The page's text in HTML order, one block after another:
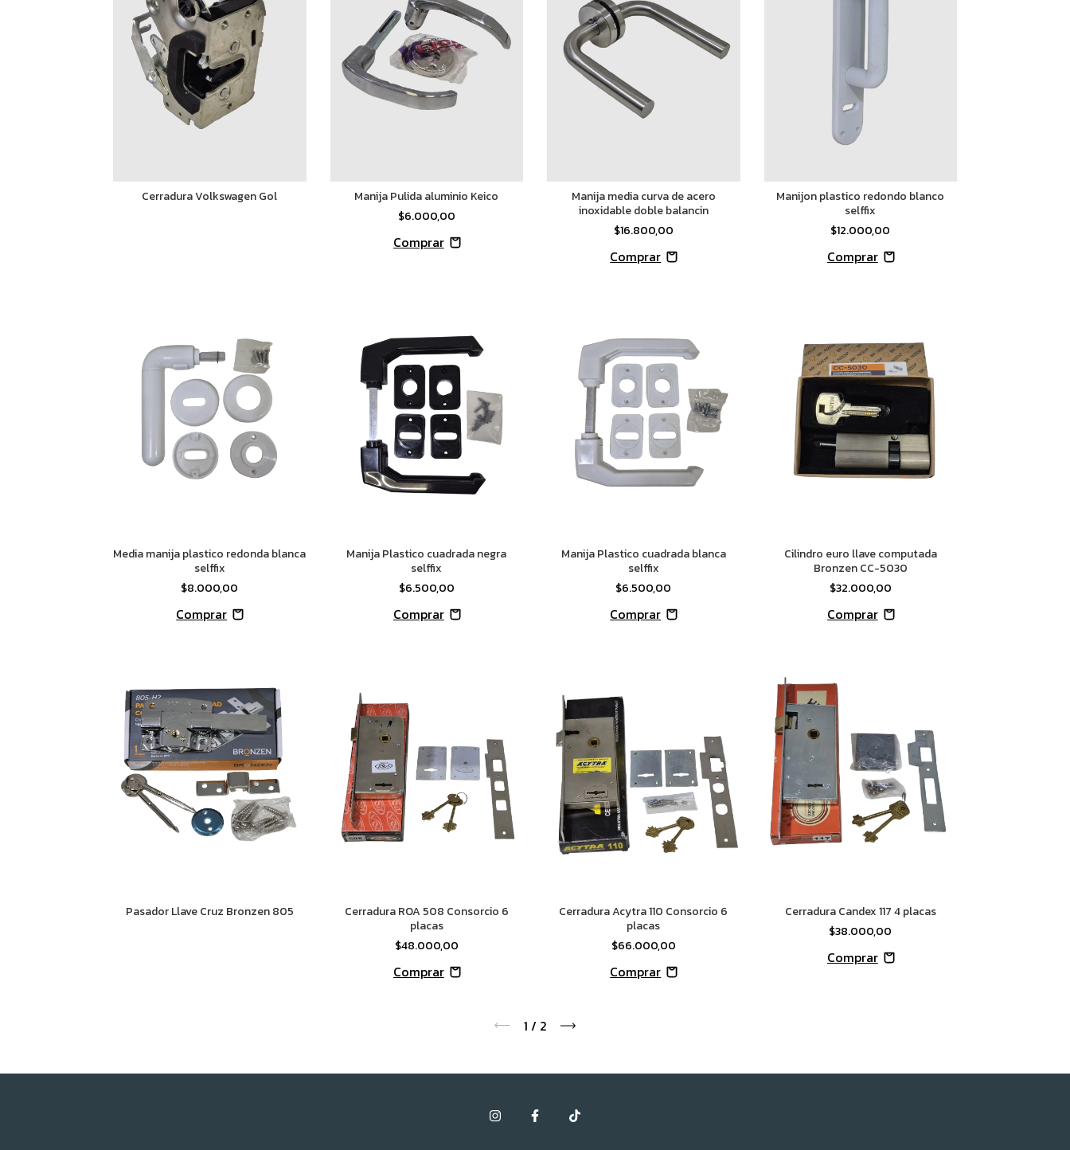
Cerradura Volkswagen Gol
Manija Pulida aluminio Keico
$6.000,00
Manija media curva de acero
inoxidable doble balancin
$16.800,00
Manijon plastico redondo blanco
selffix
$12.000,00
Media manija plastico redonda blanca
selffix
$8.000,00
Manija Plastico cuadrada negra
selffix
$6.500,00
Manija Plastico cuadrada blanca
selffix
$6.500,00
Cilindro euro llave computada
Bronzen CC-5030
$32.000,00
Pasador Llave Cruz Bronzen 805
Cerradura ROA 508 Consorcio 6
placas
$48.000,00
Cerradura Acytra 110 Consorcio 6
placas
$66.000,00
Cerradura Candex 117 4 placas
$38.000,00
1 / 2